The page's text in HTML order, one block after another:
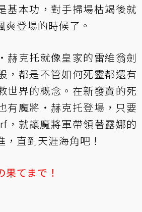
基本功，對手掃場枯竭後就
爽登場的時候了。
赫克托就像皇家的雷維翁劍
，都是不管如何死靈都還有
世界的概念。在新發賣的死
有魔將‧赫克托登場，只要
，就讓魔將軍帶領著露娜的
直到天涯海角吧！
てまで！